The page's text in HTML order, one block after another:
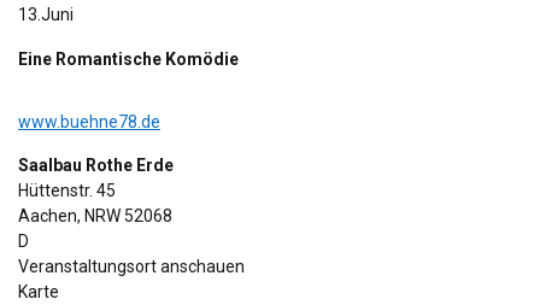
78
"Die
13.Juni
Eine Romantische Komödie
www.buehne78.de
Saalbau Rothe Erde
Hüttenstr. 45
Aachen, NRW 52068
D
Veranstaltungsort anschauen
Karte